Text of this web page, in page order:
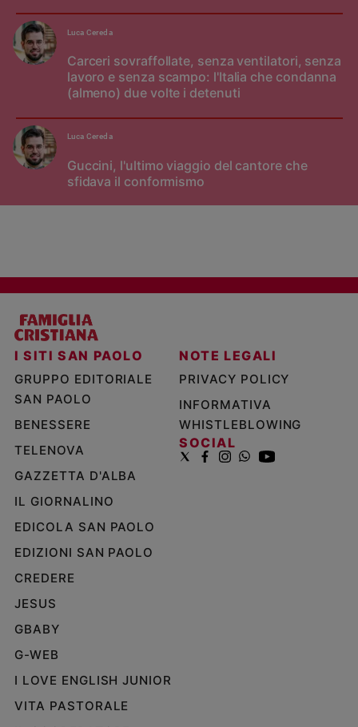
Carceri sovraffollate, senza ventilatori, senza
lavoro e senza scampo: l'Italia che condanna
(almeno) due volte i detenuti
Luca Cereda
Guccini, l'ultimo viaggio del cantore che
sfidava il conformismo
Luca Cereda
I SITI SAN PAOLO
GRUPPO EDITORIALE
SAN PAOLO
BENESSERE
TELENOVA
GAZZETTA D'ALBA
IL GIORNALINO
EDICOLA SAN PAOLO
EDIZIONI SAN PAOLO
CREDERE
JESUS
GBABY
G-WEB
I LOVE ENGLISH JUNIOR
VITA PASTORALE
NOTE LEGALI
PRIVACY POLICY
INFORMATIVA
WHISTLEBLOWING
SOCIAL